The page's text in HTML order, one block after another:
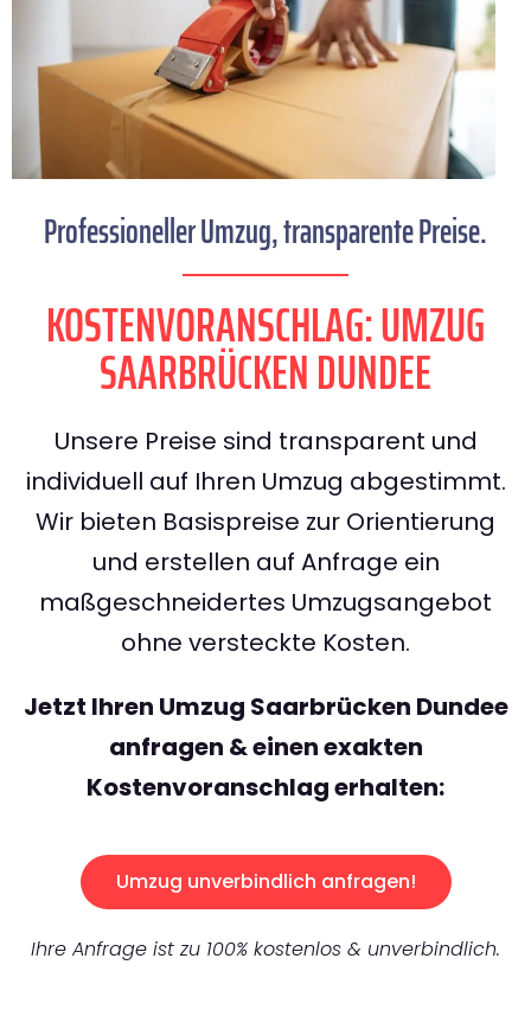
Professioneller Umzug, transparente Preise.
KOSTENVORANSCHLAG: UMZUG
SAARBRÜCKEN DUNDEE
Unsere Preise sind transparent und
individuell auf Ihren Umzug abgestimmt.
Wir bieten Basispreise zur Orientierung
und erstellen auf Anfrage ein
maßgeschneidertes Umzugsangebot
ohne versteckte Kosten.
Jetzt Ihren Umzug Saarbrücken Dundee
anfragen & einen exakten
Kostenvoranschlag erhalten:
Umzug unverbindlich anfragen!
Ihre Anfrage ist zu 100% kostenlos & unverbindlich.